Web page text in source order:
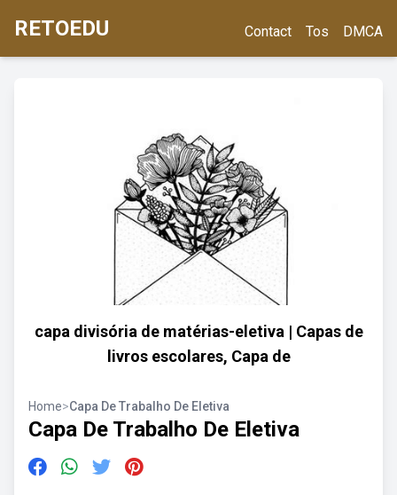
RETOEDU Contact Tos DMCA
capa divisória de matérias-eletiva | Capas de
livros escolares, Capa de
Home>Capa De Trabalho De Eletiva
Capa De Trabalho De Eletiva